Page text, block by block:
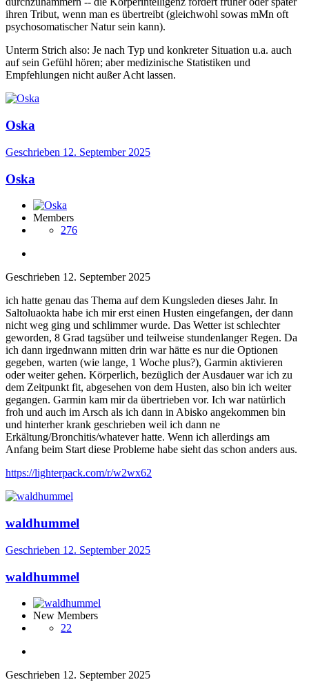
ihren Tribut, wenn man es übertreibt (gleichwohl sowas mMn oft
psychosomatischer Natur sein kann).
Unterm Strich also: Je nach Typ und konkreter Situation u.a. auch
auf sein Gefühl hören; aber medizinische Statistiken und
Empfehlungen nicht außer Acht lassen.
Oska
Geschrieben 12. September 2025
Oska
Members
276
Geschrieben 12. September 2025
ich hatte genau das Thema auf dem Kungsleden dieses Jahr. In
Saltoluaokta habe ich mir erst einen Husten eingefangen, der dann
nicht weg ging und schlimmer wurde. Das Wetter ist schlechter
geworden, 8 Grad tagsüber und teilweise stundenlanger Regen. Da
ich dann irgednwann mitten drin war hätte es nur die Optionen
gegeben, warten (wie lange, 1 Woche plus?), Garmin aktivieren
oder weiter gehen. Körperlich, bezüglich der Ausdauer war ich zu
dem Zeitpunkt fit, abgesehen von dem Husten, also bin ich weiter
gegangen. Garmin kam mir da übertrieben vor. Ich war natürlich
froh und auch im Arsch als ich dann in Abisko angekommen bin
und hinterher krank geschrieben weil ich dann ne
Erkältung/Bronchitis/whatever hatte. Wenn ich allerdings am
Anfang beim Start diese Probleme habe sieht das schon anders aus.
https://lighterpack.com/r/w2wx62
waldhummel
Geschrieben 12. September 2025
waldhummel
New Members
22
Geschrieben 12. September 2025